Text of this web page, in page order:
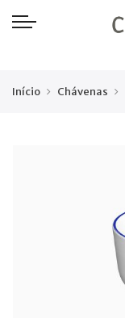
Início Chávenas